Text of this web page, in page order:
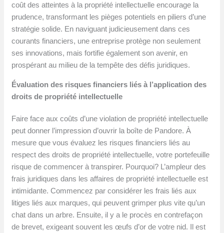
coût des atteintes à la propriété intellectuelle encourage la
prudence, transformant les pièges potentiels en piliers d’une
stratégie solide. En naviguant judicieusement dans ces
courants financiers, une entreprise protège non seulement
ses innovations, mais fortifie également son avenir, en
prospérant au milieu de la tempête des défis juridiques.
Évaluation des risques financiers liés à l’application des
droits de propriété intellectuelle
Faire face aux coûts d’une violation de propriété intellectuelle
peut donner l’impression d’ouvrir la boîte de Pandore. À
mesure que vous évaluez les risques financiers liés au
respect des droits de propriété intellectuelle, votre portefeuille
risque de commencer à transpirer. Pourquoi? L’ampleur des
frais juridiques dans les affaires de propriété intellectuelle est
intimidante. Commencez par considérer les frais liés aux
litiges liés aux marques, qui peuvent grimper plus vite qu’un
chat dans un arbre. Ensuite, il y a le procès en contrefaçon
de brevet, exigeant souvent les œufs d’or de votre nid. Il est